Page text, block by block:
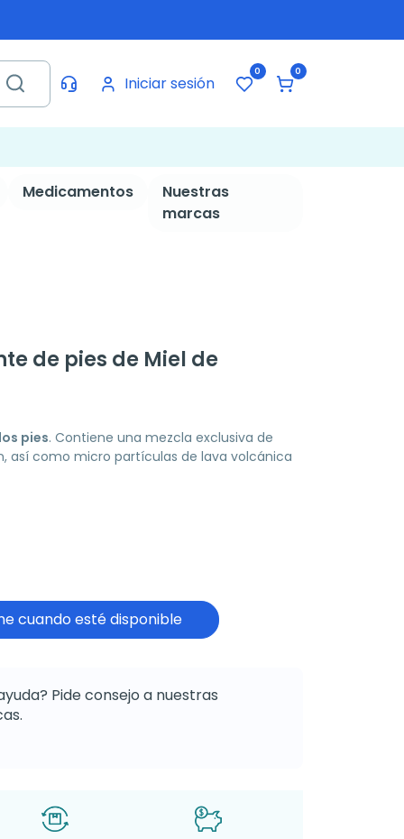
Iniciar sesión
0 0
Medicamentos
Nuestras
marcas
de pies de Miel de
pies. Contiene una mezcla exclusiva de
así como micro partículas de lava volcánica
cuando esté disponible
Pide consejo a nuestras